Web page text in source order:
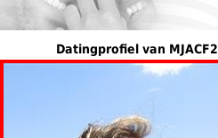
Datingprofiel van MJACF2